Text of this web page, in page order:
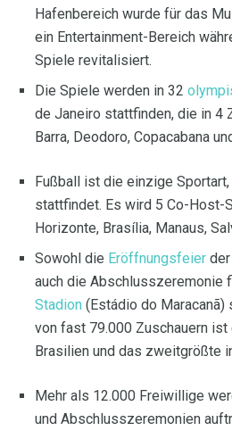
Hafenbereich wurde für das
ein Entertainment-Bereich
Spiele revitalisiert.
Die Spiele werden in 32
de Janeiro stattfinden, die in 4
Barra, Deodoro, Copacabana
Fußball ist die einzige
stattfindet. Es wird 5 Co-Host-
Horizonte, Brasília, Manaus,
Sowohl die Eröffnungsfeier der
auch die Abschlusszeremonie
Stadion (Estádio do
von fast 79.000 Zuschauern
Brasilien und das zweitgrößte
Mehr als 12.000 Freiwillige
und Abschlusszeremonien